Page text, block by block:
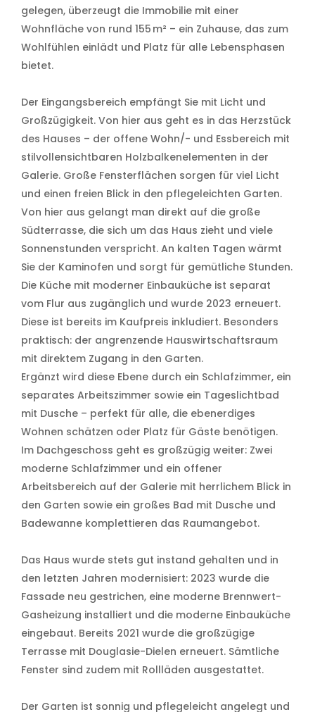
gelegen, überzeugt die Immobilie mit einer
Wohnfläche von rund 155 m² – ein Zuhause, das zum
Wohlfühlen einlädt und Platz für alle Lebensphasen
bietet.
Der Eingangsbereich empfängt Sie mit Licht und
Großzügigkeit. Von hier aus geht es in das Herzstück
des Hauses – der offene Wohn/- und Essbereich mit
stilvollensichtbaren Holzbalkenelementen in der
Galerie. Große Fensterflächen sorgen für viel Licht
und einen freien Blick in den pflegeleichten Garten.
Von hier aus gelangt man direkt auf die große
Südterrasse, die sich um das Haus zieht und viele
Sonnenstunden verspricht. An kalten Tagen wärmt
Sie der Kaminofen und sorgt für gemütliche Stunden.
Die Küche mit moderner Einbauküche ist separat
vom Flur aus zugänglich und wurde 2023 erneuert.
Diese ist bereits im Kaufpreis inkludiert. Besonders
praktisch: der angrenzende Hauswirtschaftsraum
mit direktem Zugang in den Garten.
Ergänzt wird diese Ebene durch ein Schlafzimmer, ein
separates Arbeitszimmer sowie ein Tageslichtbad
mit Dusche – perfekt für alle, die ebenerdiges
Wohnen schätzen oder Platz für Gäste benötigen.
Im Dachgeschoss geht es großzügig weiter: Zwei
moderne Schlafzimmer und ein offener
Arbeitsbereich auf der Galerie mit herrlichem Blick in
den Garten sowie ein großes Bad mit Dusche und
Badewanne komplettieren das Raumangebot.
Das Haus wurde stets gut instand gehalten und in
den letzten Jahren modernisiert: 2023 wurde die
Fassade neu gestrichen, eine moderne Brennwert-
Gasheizung installiert und die moderne Einbauküche
eingebaut. Bereits 2021 wurde die großzügige
Terrasse mit Douglasie-Dielen erneuert. Sämtliche
Fenster sind zudem mit Rollläden ausgestattet.
Der Garten ist sonnig und pflegeleicht angelegt und